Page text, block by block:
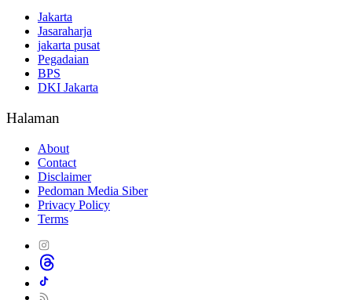
Jakarta
Jasaraharja
jakarta pusat
Pegadaian
BPS
DKI Jakarta
Halaman
About
Contact
Disclaimer
Pedoman Media Siber
Privacy Policy
Terms